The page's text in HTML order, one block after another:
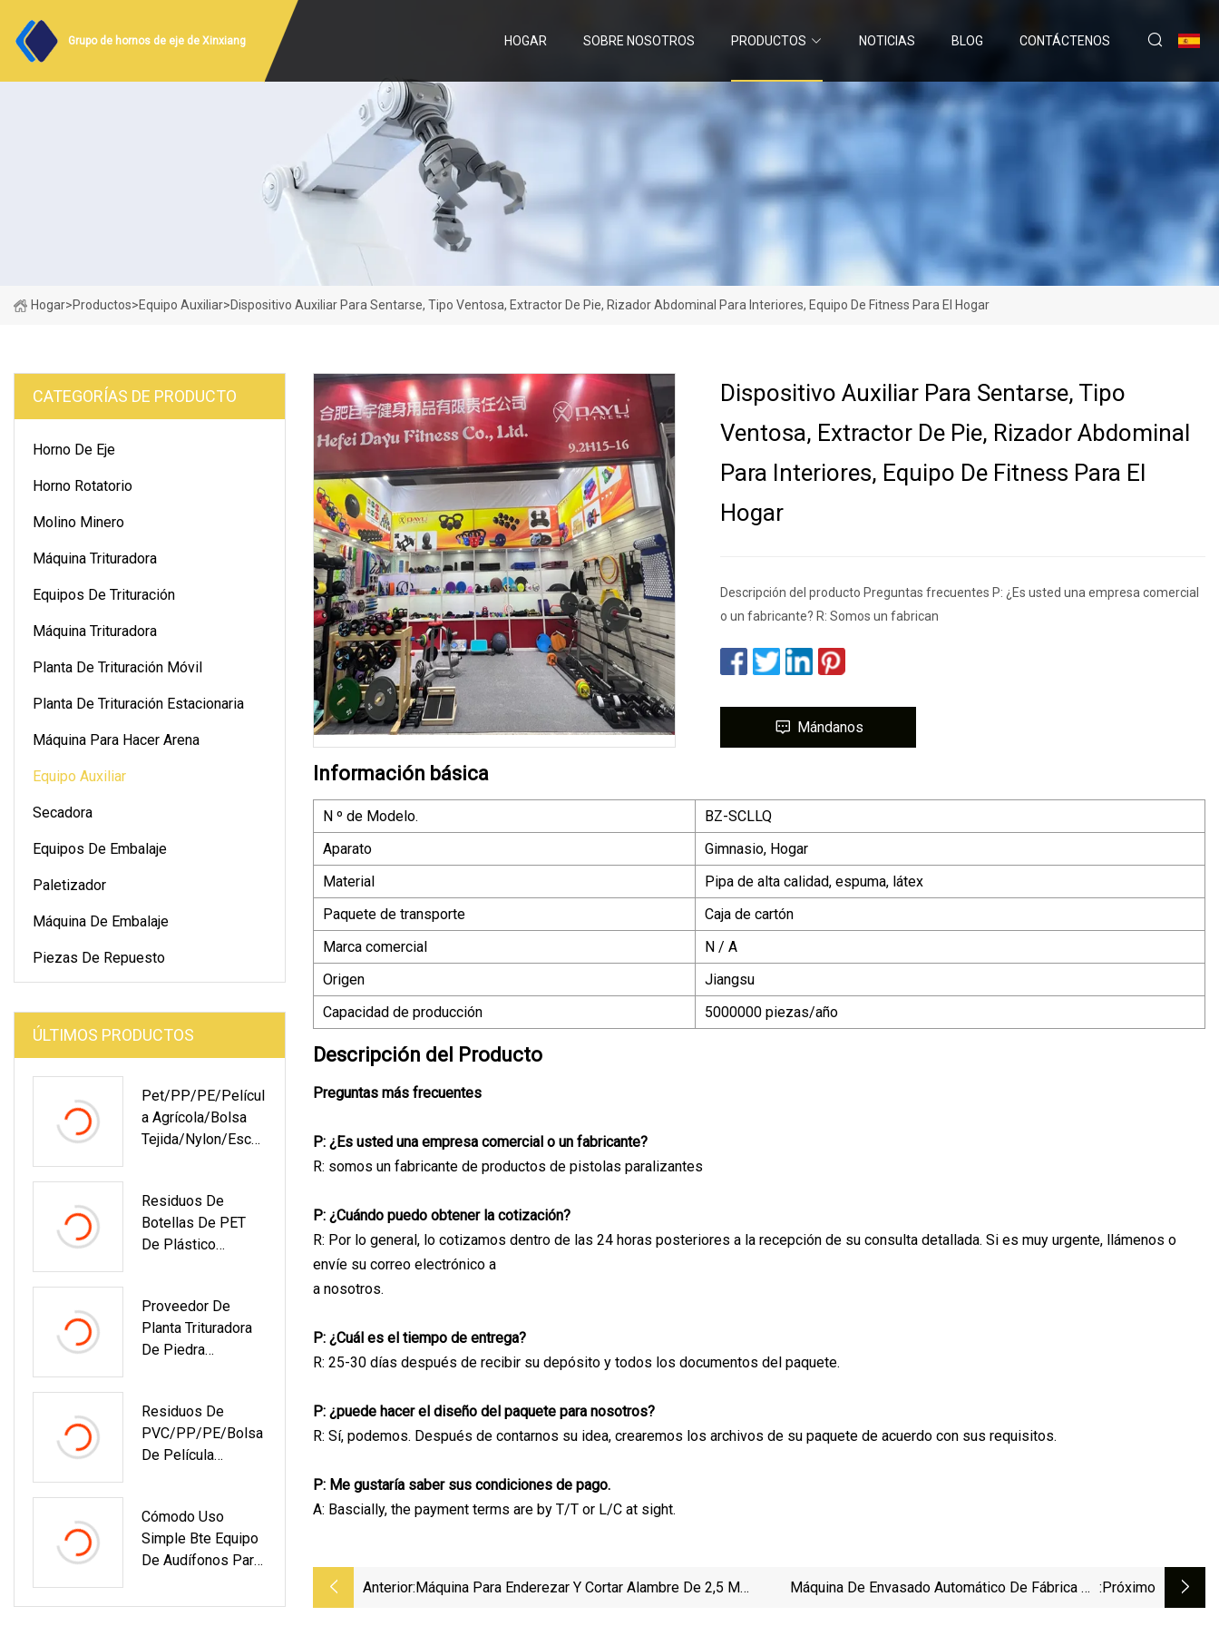
Grupo de hornos de eje de Xinxiang HOGAR SOBRE NOSOTROS PRODUCTOS NOTICIAS BLOG CONTÁCTENOS
Hogar>Productos>Equipo Auxiliar>Dispositivo Auxiliar Para Sentarse, Tipo Ventosa, Extractor De Pie, Rizador Abdominal Para Interiores, Equipo De Fitness Para El Hogar
CATEGORÍAS DE PRODUCTO
Horno De Eje
Horno Rotatorio
Molino Minero
Máquina Trituradora
Equipos De Trituración
Máquina Trituradora
Planta De Trituración Móvil
Planta De Trituración Estacionaria
Máquina Para Hacer Arena
Equipo Auxiliar
Secadora
Equipos De Embalaje
Paletizador
Máquina De Embalaje
Piezas De Repuesto
ÚLTIMOS PRODUCTOS
Pet/PP/PE/Películ
A Agrícola/Bolsa
Tejida/Nylon/Esca
Trituradora
Lavadora Máquina
De Reciclaje De
Máquina
Peletizadora
Residuos De
Botellas De PET
De Plástico
DPE/Caucho/Bulto
/Tubo De
PVC/Película De
A De Basura Planta
De Reciclaje
Lavadora
Proveedor De
Planta Trituradora
De Piedra
Buen Precio
Residuos De
PVC/PP/PE/bolsa
De Película
Cable De Metal
Industrial
Pequeño/Mini
Plástico Para
Cómodo Uso
Simple Bte Equipo
De Audífonos Para
Barato Auxiliar De
Dispositivo Auxiliar Para Sentarse, Tipo
Ventosa, Extractor De Pie, Rizador Abdominal
Para Interiores, Equipo De Fitness Para El
Hogar
Descripción del producto Preguntas frecuentes P: ¿Es usted una empresa comercial
o un fabricante? R: Somos un fabrican
Mándanos
Información básica
N º de Modelo.
BZ-SCLLQ
Aparato
Gimnasio, Hogar
Material
Pipa de alta calidad, espuma, látex
Paquete de transporte
Caja de cartón
Marca comercial
N / A
Origen
Jiangsu
Capacidad de producción
5000000 piezas/año
Descripción del Producto
Preguntas más frecuentes
P: ¿Es usted una empresa comercial o un fabricante?
R: somos un fabricante de productos de pistolas paralizantes
P: ¿Cuándo puedo obtener la cotización?
R: Por lo general, lo cotizamos dentro de las 24 horas posteriores a la recepción de su consulta detallada. Si es muy urgente, llámenos o
envíe su correo electrónico a
a nosotros.
P: ¿Cuál es el tiempo de entrega?
R: 25-30 días después de recibir su depósito y todos los documentos del paquete.
P: ¿puede hacer el diseño del paquete para nosotros?
R: Sí, podemos. Después de contarnos su idea, crearemos los archivos de su paquete de acuerdo con sus requisitos.
P: Me gustaría saber sus condiciones de pago.
A: Bascially, the payment terms are by T/T or L/C at sight.
Anterior:Máquina Para Enderezar Y Cortar Alambre De 2,5 Mm-
Máquina De Envasado Automático De Fábrica De :próximo